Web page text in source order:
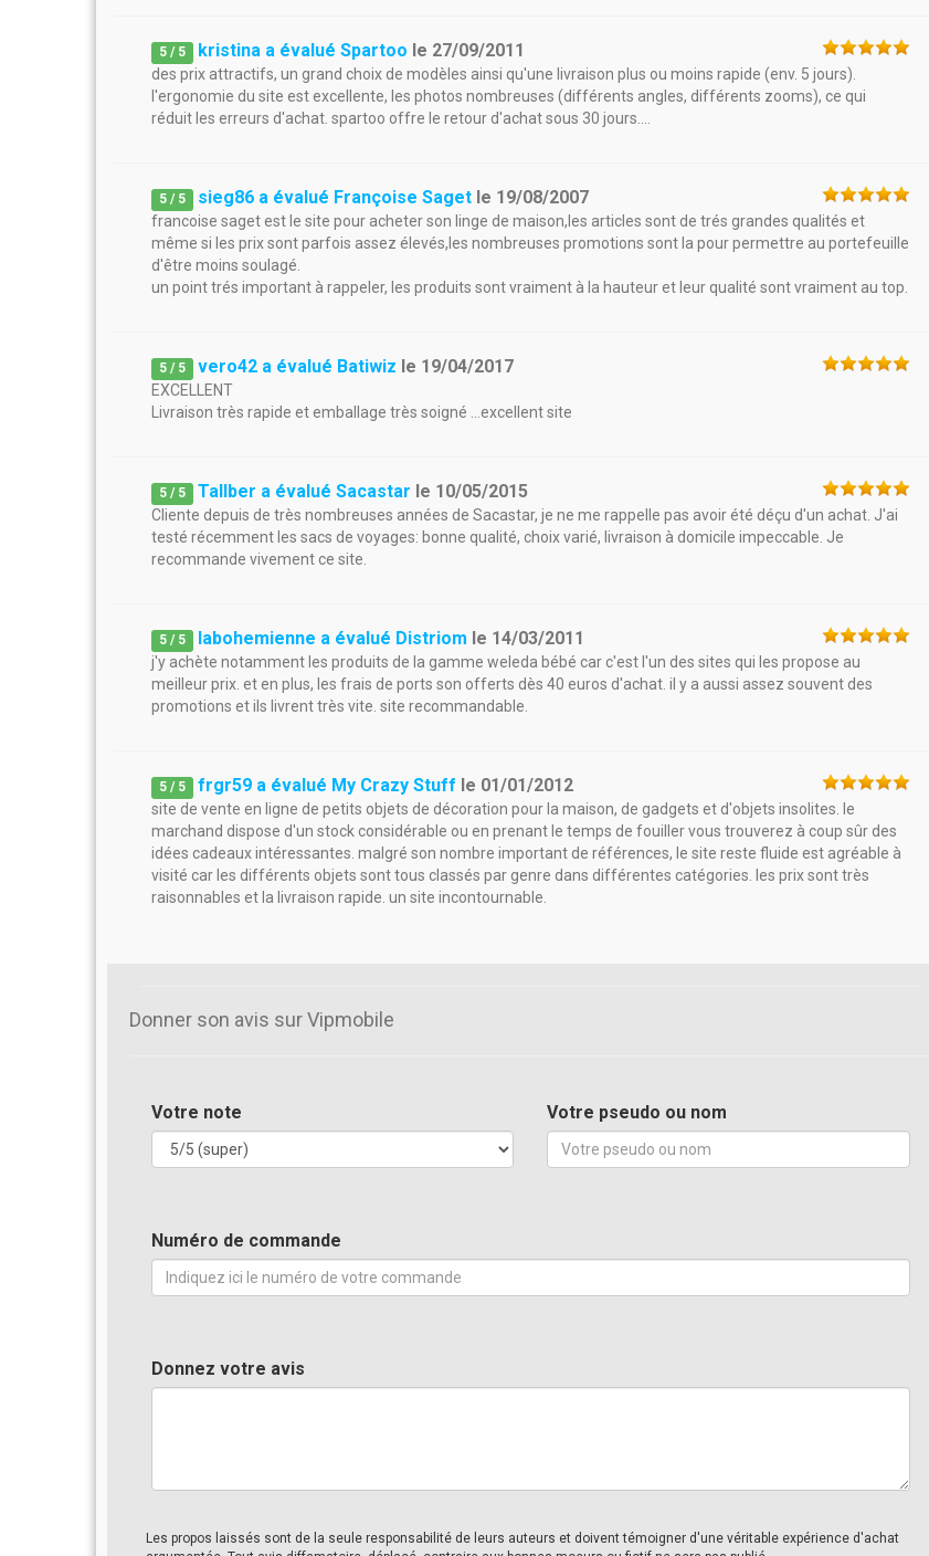
5 / 5 kristina a évalué Spartoo le 27/09/2011
des prix attractifs, un grand choix de modèles ainsi qu'une livraison plus ou moins rapide (env. 5 jours).
l'ergonomie du site est excellente, les photos nombreuses (différents angles, différents zooms), ce qui
réduit les erreurs d'achat. spartoo offre le retour d'achat sous 30 jours....
5 / 5 sieg86 a évalué Françoise Saget le 19/08/2007
francoise saget est le site pour acheter son linge de maison,les articles sont de trés grandes qualités et
même si les prix sont parfois assez élevés,les nombreuses promotions sont la pour permettre au portefeuille
d'être moins soulagé.
un point trés important à rappeler, les produits sont vraiment à la hauteur et leur qualité sont vraiment au top.
5 / 5 vero42 a évalué Batiwiz le 19/04/2017
EXCELLENT
Livraison très rapide et emballage très soigné ...excellent site
5 / 5 Tallber a évalué Sacastar le 10/05/2015
Cliente depuis de très nombreuses années de Sacastar, je ne me rappelle pas avoir été déçu d'un achat. J'ai
testé récemment les sacs de voyages: bonne qualité, choix varié, livraison à domicile impeccable. Je
recommande vivement ce site.
5 / 5 labohemienne a évalué Distriom le 14/03/2011
j'y achète notamment les produits de la gamme weleda bébé car c'est l'un des sites qui les propose au
meilleur prix. et en plus, les frais de ports son offerts dès 40 euros d'achat. il y a aussi assez souvent des
promotions et ils livrent très vite. site recommandable.
5 / 5 frgr59 a évalué My Crazy Stuff le 01/01/2012
site de vente en ligne de petits objets de décoration pour la maison, de gadgets et d'objets insolites. le
marchand dispose d'un stock considérable ou en prenant le temps de fouiller vous trouverez à coup sûr des
idées cadeaux intéressantes. malgré son nombre important de références, le site reste fluide est agréable à
visité car les différents objets sont tous classés par genre dans différentes catégories. les prix sont très
raisonnables et la livraison rapide. un site incontournable.
Donner son avis sur Vipmobile
Votre note Votre pseudo ou nom
Numéro de commande
Donnez votre avis
Les propos laissés sont de la seule responsabilité de leurs auteurs et doivent témoigner d'une véritable expérience d'achat